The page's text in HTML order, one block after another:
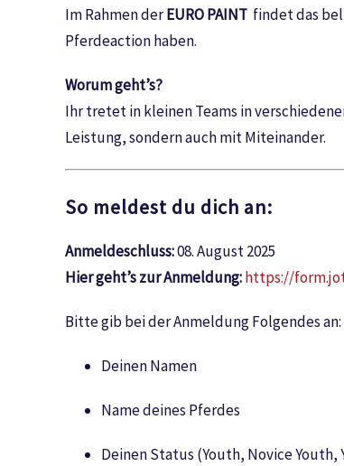
Im Rahmen derEURO PAINT findet das
Pferdeaction haben.
Worum geht’s?
Ihr tretet in kleinen Teams in
Leistung, sondern auch mit Miteinander.
So meldest du dich an:
Anmeldeschluss:08. August 2025
Hier geht’s zur Anmeldung:https://
Bitte gib bei der Anmeldung Folgendes an:
Deinen Namen
Name deines Pferdes
Deinen Status (Youth, Novice Youth,